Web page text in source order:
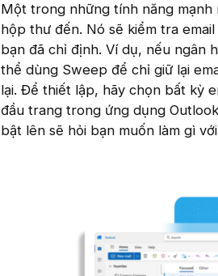
Một trong những tính năng
hộp thư đến. Nó sẽ kiểm tra
bạn đã chỉ định. Ví dụ, nếu ngân
thể dùng Sweep để chỉ giữ lại
lại. Để thiết lập, hãy chọn bất kỳ
đầu trang trong ứng dụng
bật lên sẽ hỏi bạn muốn làm gì